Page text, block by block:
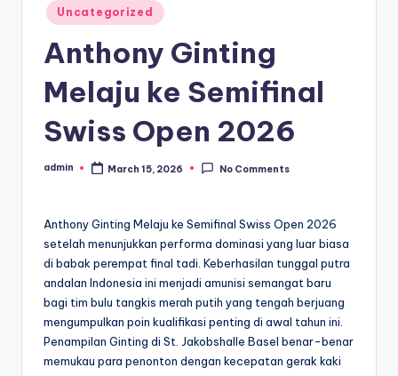
Posted
in
Uncategorized
Anthony Ginting
Melaju ke Semifinal
Swiss Open 2026
Posted
admin March 15, 2026 No Comments
Anthony Ginting Melaju ke Semifinal Swiss Open 2026
setelah menunjukkan performa dominasi yang luar biasa
di babak perempat final tadi. Keberhasilan tunggal putra
andalan Indonesia ini menjadi amunisi semangat baru
bagi tim bulu tangkis merah putih yang tengah berjuang
mengumpulkan poin kualifikasi penting di awal tahun ini.
Penampilan Ginting di St. Jakobshalle Basel benar-benar
memukau para penonton dengan kecepatan gerak kaki